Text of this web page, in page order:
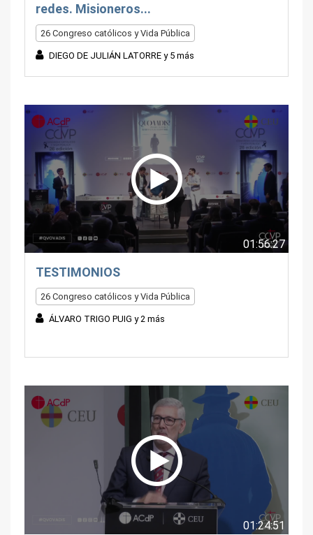
redes. Misioneros...
26 Congreso católicos y Vida Pública
DIEGO DE JULIÁN LATORRE y 5 más
01:56:27
TESTIMONIOS
26 Congreso católicos y Vida Pública
ÁLVARO TRIGO PUIG y 2 más
01:24:51